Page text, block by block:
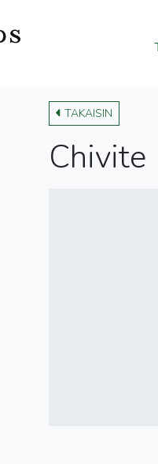
TAKAISIN
Chivite